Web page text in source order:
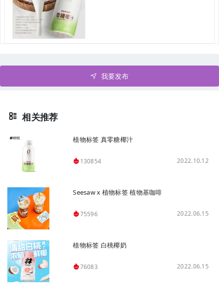
我要发布
相关推荐
植物标签 真零糖椰汁
130854 2022.10.12
Seesaw x 植物标签 植物基咖啡
75596 2022.06.15
植物标签 白桃椰奶
76083 2022.06.15